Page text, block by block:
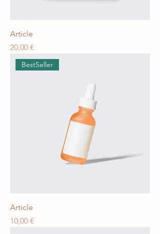
Article
Prix
20,00 €
BestSeller
Article
Prix
10,00 €